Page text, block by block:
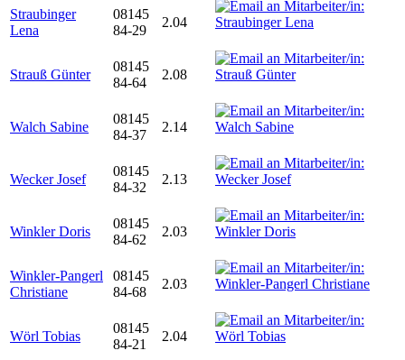
Straubinger
Lena
08145
84-29
2.04
Strauß Günter
08145
84-64
2.08
Walch Sabine
08145
84-37
2.14
Wecker Josef
08145
84-32
2.13
Winkler Doris
08145
84-62
2.03
Winkler-Pangerl
Christiane
08145
84-68
2.03
Wörl Tobias
08145
84-21
2.04